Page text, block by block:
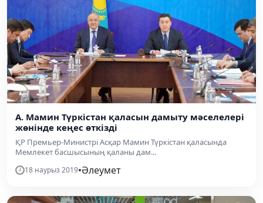
А. Мамин Түркістан қаласын дамыту мәселелері
жөнінде кеңес өткізді
ҚР Премьер-Министрі Асқар Мамин Түркістан қаласында
Мемлекет басшысының қаланы дам...
18 наурыз 2019•Әлеумет